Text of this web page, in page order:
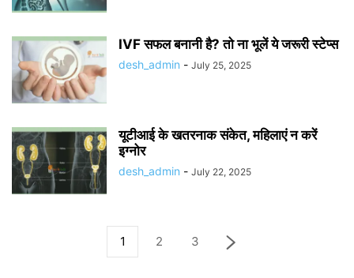
IVF सफल बनानी है? तो ना भूलें ये जरूरी स्टेप्स
desh_admin - July 25, 2025
यूटीआई के खतरनाक संकेत, महिलाएं न करें
इग्नोर
desh_admin - July 22, 2025
1 2 3